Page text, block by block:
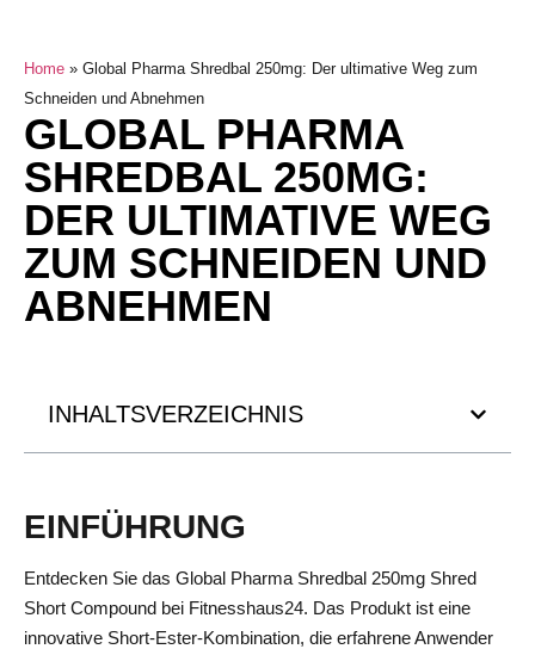
Home » Global Pharma Shredbal 250mg: Der ultimative Weg zum
Schneiden und Abnehmen
GLOBAL PHARMA
SHREDBAL 250MG:
DER ULTIMATIVE WEG
ZUM SCHNEIDEN UND
ABNEHMEN
INHALTSVERZEICHNIS
EINFÜHRUNG
Entdecken Sie das Global Pharma Shredbal 250mg Shred
Short Compound bei Fitnesshaus24. Das Produkt ist eine
innovative Short-Ester-Kombination, die erfahrene Anwender